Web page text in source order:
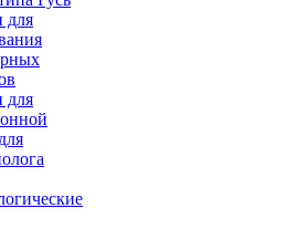
для
для